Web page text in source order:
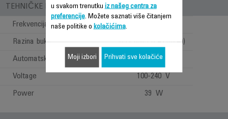
TEHNIČKE KARAKTERISTIKE
Frekvencija
Razina buke Very quiet (<45 db(A))
Automatsko isključivanje
Voltage 100-240 V
Power 39 W
u svakom trenutku iz našeg centra za
preferencije. Možete saznati više čitanjem
naše politike o kolačićima.
Moji izbori Prihvati sve kolačiće